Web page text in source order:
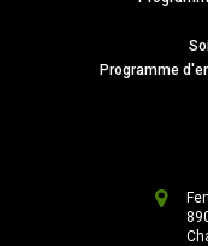
Programme